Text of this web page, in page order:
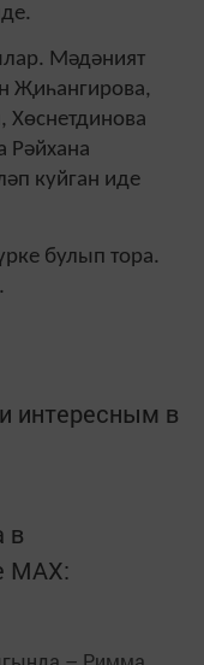
Мәдәният
Җиһангирова,
Хөснетдинова
Рәйхана
куйган иде
булып тора.
интересным в
в
MАХ: